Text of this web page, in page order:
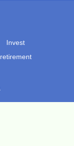
Invest
retirement